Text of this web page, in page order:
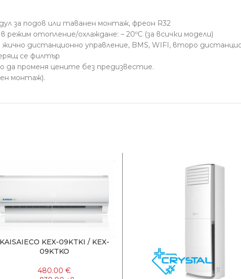
за подов или таванен монтаж, фреон R32
режим отопление/охлаждане: – 20ºС (за всички модели)
дистанционно управление, BMS, WIFI, второ
се филтър
да променя цените без предизвестие.
монтаж).
KAISAIECO KEX-09KTKI / KEX-
09KTKO